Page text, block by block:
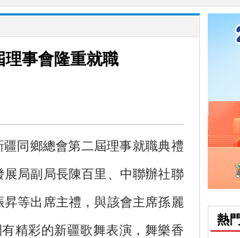
事會隆重就職
同鄉總會第二屆理事就職典禮
局副局長陳百里、中聯辦社聯
等出席主禮，與該會主席孫麗
精彩的新疆歌舞表演，舞樂香